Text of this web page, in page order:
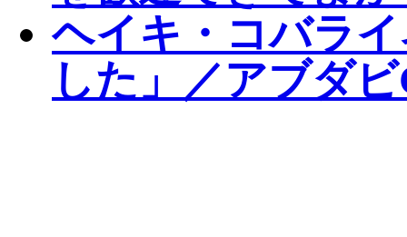
ヘイキ・コバラ
した」／アブダ